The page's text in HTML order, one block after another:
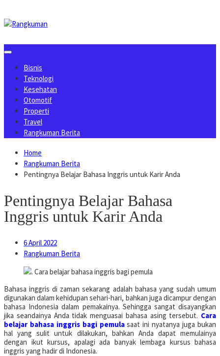
to
content
Bisnis
Teknologi
Kesehatan
Otomotif
Properti
Travel
Rangkuman Berita
Home
Rangkuman Berita
Pentingnya Belajar Bahasa Inggris untuk Karir Anda
Pentingnya Belajar Bahasa
Inggris untuk Karir Anda
6 April 2022
Rangkuman Berita
Bahasa inggris di zaman sekarang adalah bahasa yang sudah umum
digunakan dalam kehidupan sehari-hari, bahkan juga dicampur dengan
bahasa Indonesia dalam pemakainya. Sehingga sangat disayangkan
jika seandainya Anda tidak menguasai bahasa asing tersebut. Cara
belajar bahasa inggris bagi pemulasaat ini nyatanya juga bukan
hal yang sulit untuk dilakukan, bahkan Anda dapat memulainya
dengan ikut kursus, apalagi ada banyak lembaga kursus bahasa
inggris yang hadir di Indonesia.